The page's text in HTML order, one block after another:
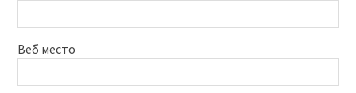
Веб место